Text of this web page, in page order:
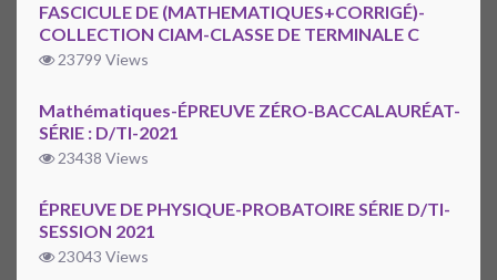
FASCICULE DE (MATHEMATIQUES+CORRIGÉ)-
COLLECTION CIAM-CLASSE DE TERMINALE C
23799 Views
Mathématiques-ÉPREUVE ZÉRO-BACCALAURÉAT-
SÉRIE : D/TI-2021
23438 Views
ÉPREUVE DE PHYSIQUE-PROBATOIRE SÉRIE D/TI-
SESSION 2021
23043 Views